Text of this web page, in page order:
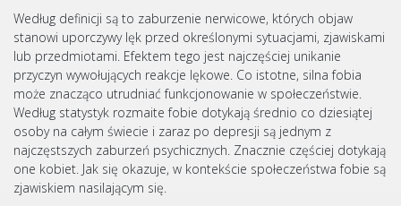
Według definicji są to zaburzenie nerwicowe, których objaw
stanowi uporczywy lęk przed określonymi sytuacjami, zjawiskami
lub przedmiotami. Efektem tego jest najczęściej unikanie
przyczyn wywołujących reakcje lękowe. Co istotne, silna fobia
może znacząco utrudniać funkcjonowanie w społeczeństwie.
Według statystyk rozmaite fobie dotykają średnio co dziesiątej
osoby na całym świecie i zaraz po depresji są jednym z
najczęstszych zaburzeń psychicznych. Znacznie częściej dotykają
one kobiet. Jak się okazuje, w kontekście społeczeństwa fobie są
zjawiskiem nasilającym się.